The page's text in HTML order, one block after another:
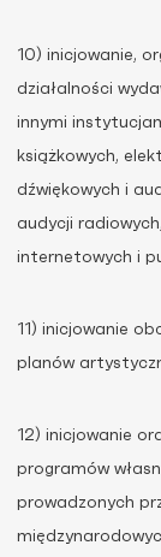
10) inicjowanie,
działalności
innymi
książkowych,
dźwiękowych i
audycji
internetowych i
11) inicjowanie
planów
12) inicjowanie
programów
prowadzonych